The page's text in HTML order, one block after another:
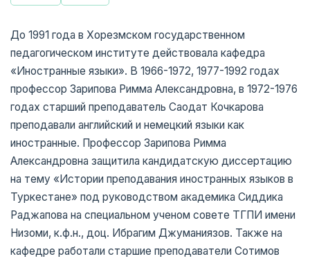
До 1991 года в Хорезмском государственном
педагогическом институте действовала кафедра
«Иностранные языки». В 1966-1972, 1977-1992 годах
профессор Зарипова Римма Александровна, в 1972-1976
годах старший преподаватель Саодат Кочкарова
преподавали английский и немецкий языки как
иностранные. Профессор Зарипова Римма
Александровна защитила кандидатскую диссертацию
на тему «Истории преподавания иностранных языков в
Туркестане» под руководством академика Сиддика
Раджапова на специальном ученом совете ТГПИ имени
Низоми, к.ф.н., доц. Ибрагим Джуманиязов. Также на
кафедре работали старшие преподаватели Сотимов